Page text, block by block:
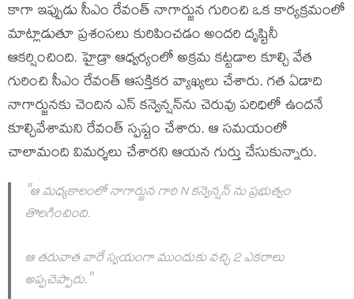
కాగా ఇప్పుడు సీఎం రేవంత్ నాగార్జున గురించి ఒక కార్య‌క్ర‌మంలో
మాట్లాడుతూ ప్ర‌శంస‌లు కురిపించ‌డం అంద‌రి దృష్టినీ
ఆక‌ర్షించింది. హైడ్రా ఆధ్వ‌ర్యంలో అక్ర‌మ క‌ట్ట‌డాల కూల్చి వేత
గురించి సీఎం రేవంత్ ఆస‌క్తిక‌ర వ్యాఖ్య‌లు చేశారు. గ‌త ఏడాది
నాగార్జున‌కు చెందిన ఎన్ క‌న్వెన్ష‌న్‌ను చెరువు ప‌రిధిలో ఉంద‌నే
కూల్చివేశామ‌ని రేవంత్ స్ప‌ష్టం చేశారు. ఆ స‌మ‌యంలో
చాలామంది విమ‌ర్శ‌లు చేశార‌ని ఆయ‌న గుర్తు చేసుకున్నారు.
"ఆ మధ్యకాలంలో నాగార్జున గారి N కన్వెన్షన్ ను ప్రభుత్వం
తొలగించింది.
ఆ తరువాత వారే స్వయంగా ముందుకు వచ్చి 2 ఎకరాలు
అప్పచెప్పారు."